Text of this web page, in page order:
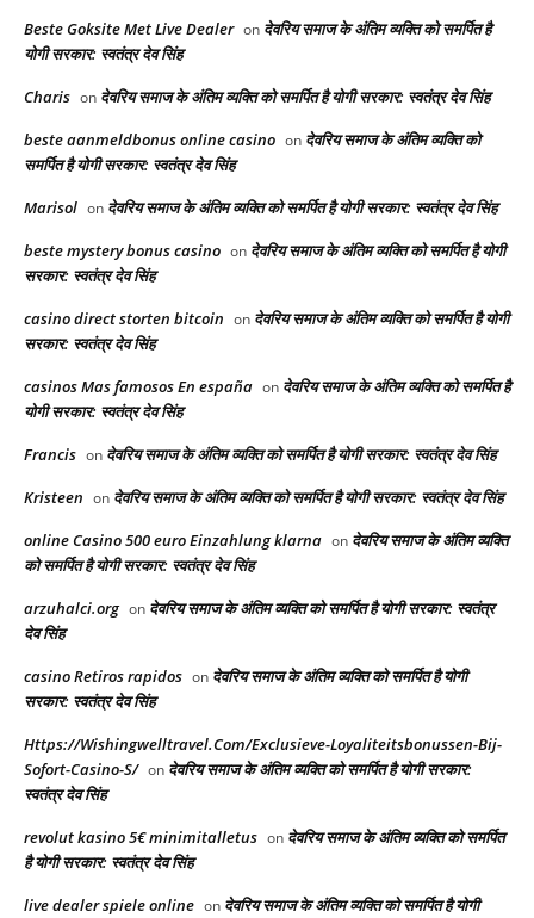
Beste Goksite Met Live Dealer on देवरिय समाज के अंतिम व्यक्ति को समर्पित है
योगी सरकार: स्वतंत्र देव सिंह
Charis on देवरिय समाज के अंतिम व्यक्ति को समर्पित है योगी सरकार: स्वतंत्र देव सिंह
beste aanmeldbonus online casino on देवरिय समाज के अंतिम व्यक्ति को
समर्पित है योगी सरकार: स्वतंत्र देव सिंह
Marisol on देवरिय समाज के अंतिम व्यक्ति को समर्पित है योगी सरकार: स्वतंत्र देव सिंह
beste mystery bonus casino on देवरिय समाज के अंतिम व्यक्ति को समर्पित है योगी
सरकार: स्वतंत्र देव सिंह
casino direct storten bitcoin on देवरिय समाज के अंतिम व्यक्ति को समर्पित है योगी
सरकार: स्वतंत्र देव सिंह
casinos Mas famosos En españa on देवरिय समाज के अंतिम व्यक्ति को समर्पित है
योगी सरकार: स्वतंत्र देव सिंह
Francis on देवरिय समाज के अंतिम व्यक्ति को समर्पित है योगी सरकार: स्वतंत्र देव सिंह
Kristeen on देवरिय समाज के अंतिम व्यक्ति को समर्पित है योगी सरकार: स्वतंत्र देव सिंह
online Casino 500 euro Einzahlung klarna on देवरिय समाज के अंतिम व्यक्ति
को समर्पित है योगी सरकार: स्वतंत्र देव सिंह
arzuhalci.org on देवरिय समाज के अंतिम व्यक्ति को समर्पित है योगी सरकार: स्वतंत्र
देव सिंह
casino Retiros rapidos on देवरिय समाज के अंतिम व्यक्ति को समर्पित है योगी
सरकार: स्वतंत्र देव सिंह
Https://Wishingwelltravel.Com/Exclusieve-Loyaliteitsbonussen-Bij-
Sofort-Casino-S/ on देवरिय समाज के अंतिम व्यक्ति को समर्पित है योगी सरकार:
स्वतंत्र देव सिंह
revolut kasino 5€ minimitalletus on देवरिय समाज के अंतिम व्यक्ति को समर्पित
है योगी सरकार: स्वतंत्र देव सिंह
live dealer spiele online on देवरिय समाज के अंतिम व्यक्ति को समर्पित है योगी